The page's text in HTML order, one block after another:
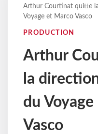
Arthur Courtinat quitte
Voyage et Marco Vasco
PRODUCTION
Arthur
la
du
Vasco